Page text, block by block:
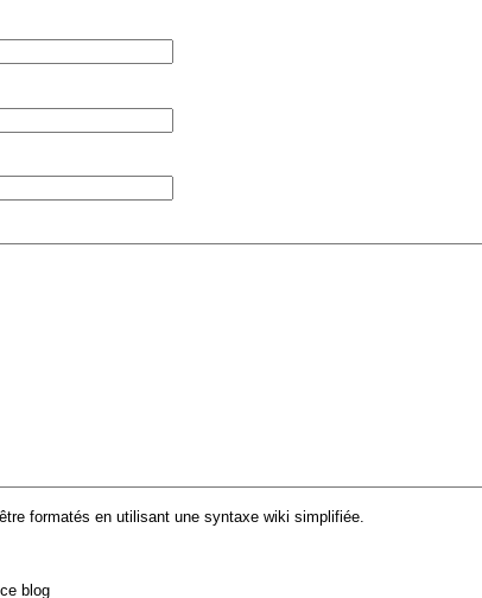
formatés en utilisant une syntaxe wiki simplifiée.
blog